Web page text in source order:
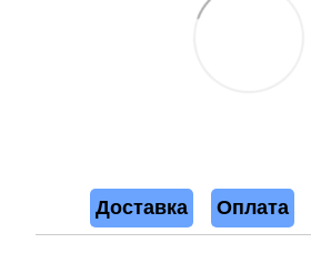
Доставка Оплата